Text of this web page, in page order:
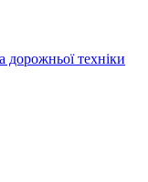
дорожньої техніки